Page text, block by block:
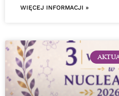
WIĘCEJ INFORMACJI »